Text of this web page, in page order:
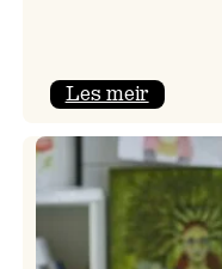
Les meir:
frå
Frøydis